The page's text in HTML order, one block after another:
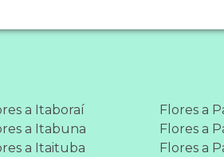
a Itaboraí
a Itabuna
a Itaituba
Flores a
Flores a
Flores a